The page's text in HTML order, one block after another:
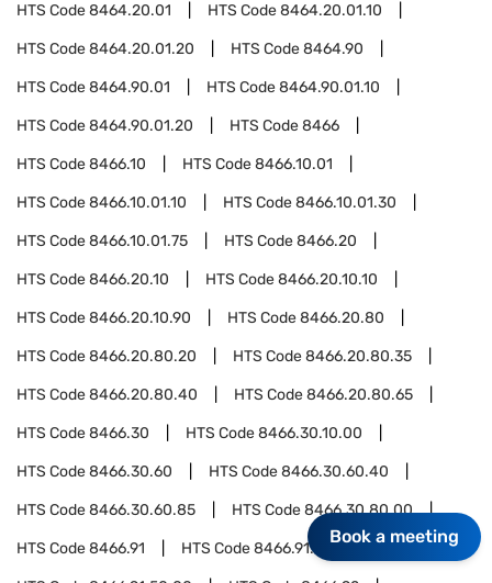
HTS Code8464.20.01 HTS Code8464.20.01.10
HTS Code8464.20.01.20 HTS Code8464.90
HTS Code8464.90.01 HTS Code8464.90.01.10
HTS Code8464.90.01.20 HTS Code8466
HTS Code8466.10 HTS Code8466.10.01
HTS Code8466.10.01.10 HTS Code8466.10.01.30
HTS Code8466.10.01.75 HTS Code8466.20
HTS Code8466.20.10 HTS Code8466.20.10.10
HTS Code8466.20.10.90 HTS Code8466.20.80
HTS Code8466.20.80.20 HTS Code8466.20.80.35
HTS Code8466.20.80.40 HTS Code8466.20.80.65
HTS Code8466.30 HTS Code8466.30.10.00
HTS Code8466.30.60 HTS Code8466.30.60.40
HTS Code8466.30.60.85 HTS Code8466.30.80.00
HTS Code8466.91 HTS Code8466.91.10.00
Book a meeting